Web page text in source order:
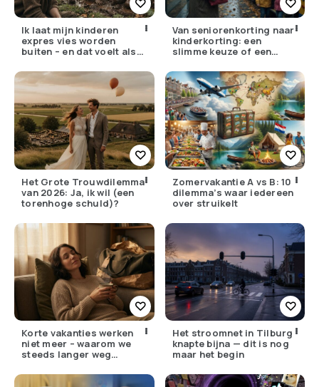
Ik laat mijn kinderen
expres vies worden
buiten – en dat voelt als
Van seniorenkorting naar
kinderkorting: een
slimme keuze of een
Het Grote Trouwdilemma
van 2026: Ja, ik wil (een
torenhoge schuld)?
Zomervakantie A vs B: 10
dilemma’s waar iedereen
over struikelt
Korte vakanties werken
niet meer – waarom we
steeds langer weg
Het stroomnet in Tilburg
knapte bijna — dit is nog
maar het begin